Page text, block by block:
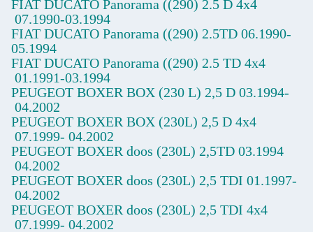
FIAT DUCATO Panorama ((290) 2.5 D 4x4
07.1990-03.1994
FIAT DUCATO Panorama ((290) 2.5TD 06.1990-
05.1994
FIAT DUCATO Panorama ((290) 2.5 TD 4x4
01.1991-03.1994
PEUGEOT BOXER BOX (230 L) 2,5 D 03.1994-
04.2002
PEUGEOT BOXER BOX (230L) 2,5 D 4x4
07.1999- 04.2002
PEUGEOT BOXER doos (230L) 2,5TD 03.1994
04.2002
PEUGEOT BOXER doos (230L) 2,5 TDI 01.1997-
04.2002
PEUGEOT BOXER doos (230L) 2,5 TDI 4x4
07.1999- 04.2002